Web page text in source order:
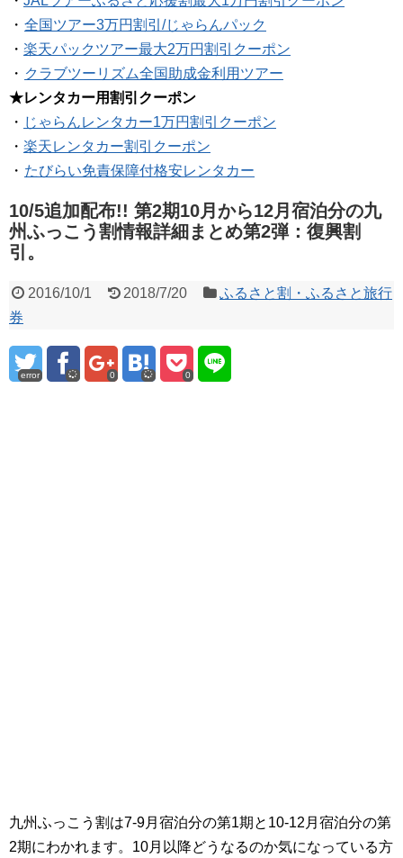
・ 全国ツアー3万円割引/じゃらんパック
・ 楽天パックツアー最大2万円割引クーポン
・ クラブツーリズム全国助成金利用ツアー
★レンタカー用割引クーポン
・ じゃらんレンタカー1万円割引クーポン
・ 楽天レンタカー割引クーポン
・ たびらい免責保障付格安レンタカー
10/5追加配布!! 第2期10月から12月宿泊分の九
州ふっこう割情報詳細まとめ第2弾：復興割
引。
2016/10/1 2018/7/20
ふるさと割・ふるさと旅行
券
error 0 0
九州ふっこう割は7-9月宿泊分の第1期と10-12月宿泊分の第
2期にわかれます。10月以降どうなるのか気になっている方